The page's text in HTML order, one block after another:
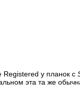
Registered у планок с
эта та же